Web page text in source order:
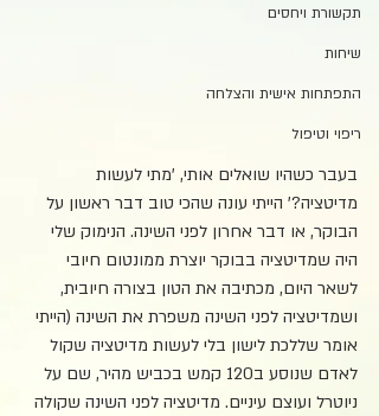
תקשורת ויחסים
שיחות
התפתחות אישית והצלחה
ריפוי וטיפול
בעבר כשהיו שואלים אותי, 'מתי לעשות
מדיטציה?' הייתי עונה שהכי טוב דבר ראשון על
הבוקר, או דבר אחרון לפני השינה. הנימוק שלי
היה שמדיטציה בבוקר יוצרת ממונטום חיובי
לשאר היום, מכתיבה את הטון בצורה חיובית,
ושמדיטציה לפני השינה משפרת את השינה (הייתי
אומר שללכת לישון בלי לעשות מדיטציה שקול
לאדם שנוסע ב120 קמש בכביש מהיר, שם על
ניוטרל ועוצם עיניים. מדיטציה לפני השינה שקולה